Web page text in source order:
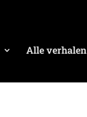
Alle verhalen